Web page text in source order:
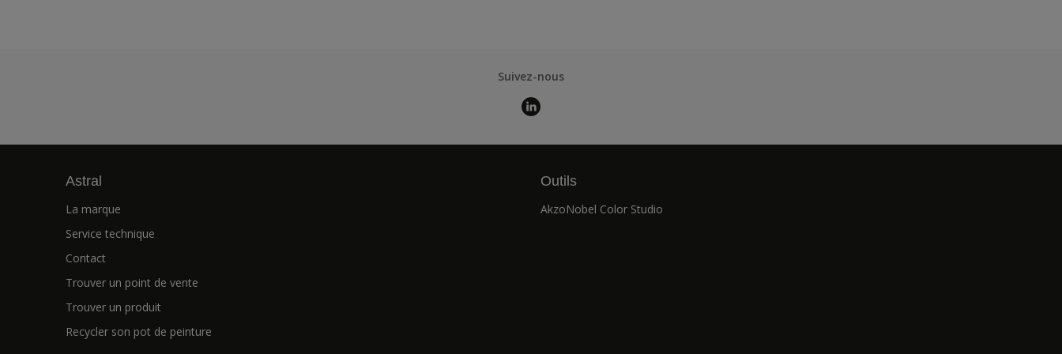
Suivez-nous
Astral
La marque
Service technique
Contact
Trouver un point de vente
Trouver un produit
Recycler son pot de peinture
Outils
AkzoNobel Color Studio